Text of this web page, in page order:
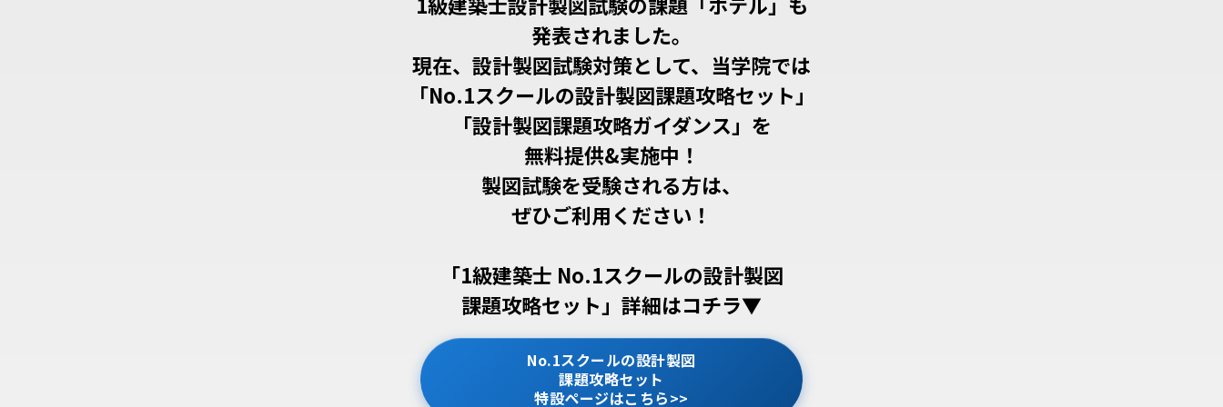
発表されました。
現在、設計製図試験対策として、当学院では
「No.1スクールの設計製図課題攻略セット」
「設計製図課題攻略ガイダンス」を
無料提供&実施中！
製図試験を受験される方は、
ぜひご利用ください！
「1級建築士 No.1スクールの設計製図
課題攻略セット」詳細はコチラ▼
No.1スクールの設計製図
課題攻略セット
特設ページはこちら>>